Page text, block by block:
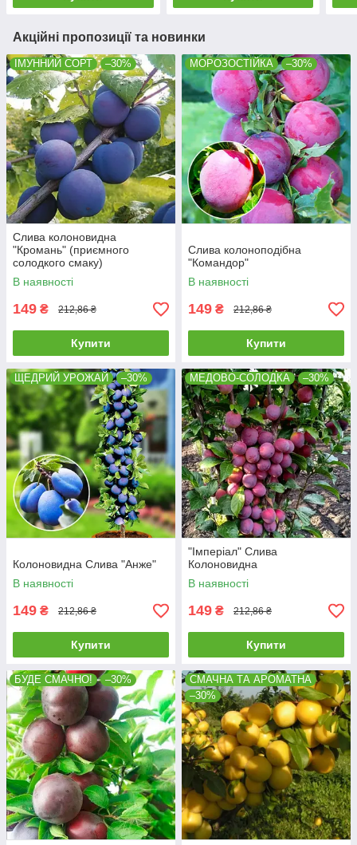
Акційні пропозиції та новинки
ІМУННИЙ СОРТ –30%
Слива колоновидна
"Кромань" (приємного
солодкого смаку)
В наявності
149 ₴ 212,86 ₴
Купити
МОРОЗОСТІЙКА –30%
Слива колоноподібна
"Командор"
В наявності
149 ₴ 212,86 ₴
Купити
ЩЕДРИЙ УРОЖАЙ –30%
Колоновидна Слива "Анже"
В наявності
149 ₴ 212,86 ₴
Купити
МЕДОВО-СОЛОДКА –30%
"Імперіал" Слива
Колоновидна
В наявності
149 ₴ 212,86 ₴
Купити
БУДЕ СМАЧНО! –30%
СМАЧНА ТА АРОМАТНА
–30%